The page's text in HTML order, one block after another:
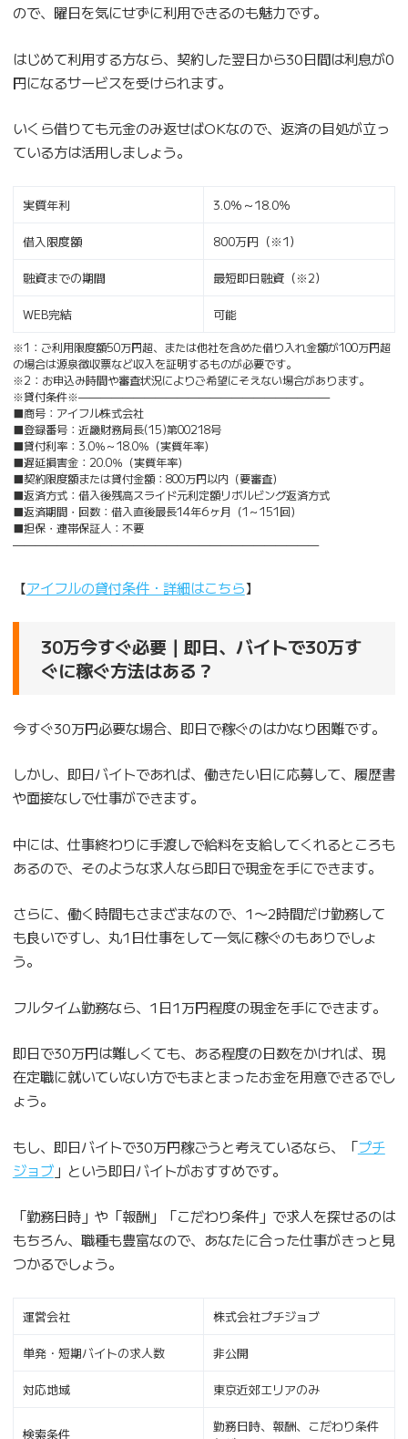
ので、曜日を気にせずに利用できるのも魅力です。
はじめて利用する方なら、契約した翌日から30日間は利息が0
円になるサービスを受けられます。
いくら借りても元金のみ返せばOKなので、返済の目処が立っ
ている方は活用しましょう。
実質年利 3.0％～18.0％
借入限度額 800万円（※1）
融資までの期間 最短即日融資（※2）
WEB完結 可能
※1：ご利用限度額50万円超、または他社を含めた借り入れ金額が100万円超
の場合は源泉徴収票など収入を証明するものが必要です。
※2：お申込み時間や審査状況によりご希望にそえない場合があります。
※貸付条件※———————————————————————
■商号：アイフル株式会社
■登録番号：近畿財務局長(15)第00218号
■貸付利率：3.0％～18.0％（実質年率）
■遅延損害金：20.0％（実質年率）
■契約限度額または貸付金額：800万円以内（要審査）
■返済方式：借入後残高スライド元利定額リボルビング返済方式
■返済期間・回数：借入直後最長14年6ヶ月（1～151回）
■担保・連帯保証人：不要
————————————————————————————
【アイフルの貸付条件・詳細はこちら】
30万今すぐ必要｜即日、バイトで30万す
ぐに稼ぐ方法はある？
今すぐ30万円必要な場合、即日で稼ぐのはかなり困難です。
しかし、即日バイトであれば、働きたい日に応募して、履歴書
や面接なしで仕事ができます。
中には、仕事終わりに手渡しで給料を支給してくれるところも
あるので、そのような求人なら即日で現金を手にできます。
さらに、働く時間もさまざまなので、1〜2時間だけ勤務して
も良いですし、丸1日仕事をして一気に稼ぐのもありでしょ
う。
フルタイム勤務なら、1日1万円程度の現金を手にできます。
即日で30万円は難しくても、ある程度の日数をかければ、現
在定職に就いていない方でもまとまったお金を用意できるでし
ょう。
もし、即日バイトで30万円稼ごうと考えているなら、「プチ
ジョブ」という即日バイトがおすすめです。
「勤務日時」や「報酬」「こだわり条件」で求人を探せるのは
もちろん、職種も豊富なので、あなたに合った仕事がきっと見
つかるでしょう。
運営会社 株式会社プチジョブ
単発・短期バイトの求人数 非公開
対応地域 東京近郊エリアのみ
検索条件
勤務日時、報酬、こだわり条件